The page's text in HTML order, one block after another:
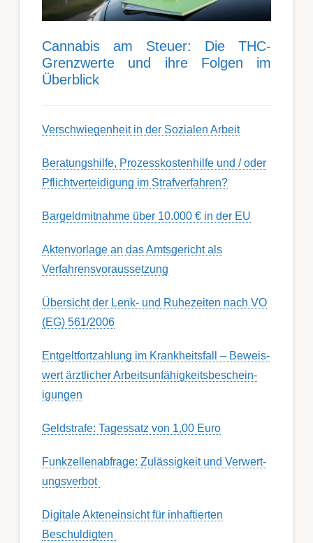
Can­nabis am Steu­er: Die THC-
Grenz­werte und ihre Folgen im
Über­blick
Ver­schwieg­en­heit in der Soz­ial­en Ar­beit
Berat­ungs­hil­fe, Pro­zess­kost­en­hilfe und / oder
Pflicht­ver­teidig­ung im Strafverfahren?
Bargeldmitnahme über 10.000 € in der EU
Aktenvorlage an das Amtsgericht als
Verfahrensvoraussetzung
Übersicht der Lenk- und Ruhezeiten nach VO
(EG) 561/2006
Ent­gelt­fort­zahl­ung im Krank­heits­fall – Be­weis­
wert ärzt­lich­er Ar­beits­un­fähig­keits­be­schein­
igung­en
Geldstrafe: Tagessatz von 1,00 Euro
Funk­zell­en­ab­fra­ge: Zu­lässig­keit und Ver­wert­
ungs­ver­bot
Digitale Akteneinsicht für inhaftierten
Beschuldigten